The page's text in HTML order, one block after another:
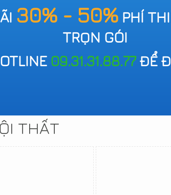
30% - 50%PHÍ
TRỌN GÓI
09.31.31.88.77ĐỂ
THẤT